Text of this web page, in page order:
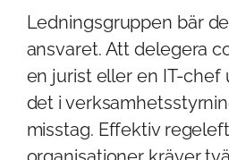
Ledningsgruppen bär
ansvaret. Att delegera
en jurist eller en IT-chef
det i
misstag. Effektiv